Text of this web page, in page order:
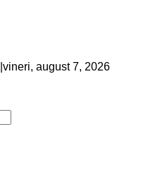
vineri, august 7, 2026